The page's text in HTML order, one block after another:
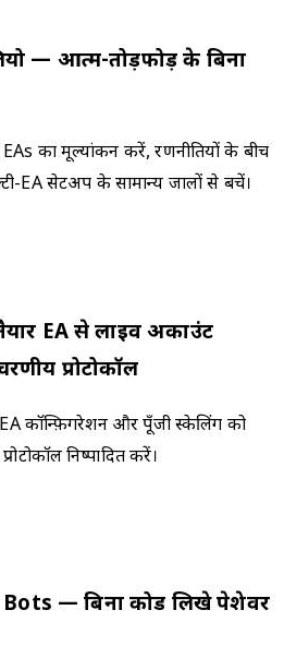
— आत्म-तोड़फोड़ के बिना
EAs का मूल्यांकन करें, रणनीतियों के बीच
EA सेटअप के सामान्य जालों से बचें।
EA से लाइव अकाउंट
प्रोटोकॉल
कॉन्फ़िगरेशन और पूँजी स्केलिंग को
निष्पादित करें।
Bots — बिना कोड लिखे पेशेवर